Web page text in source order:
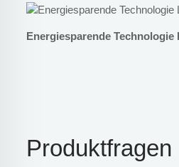
Energiesparende Technologie
Produktfragen